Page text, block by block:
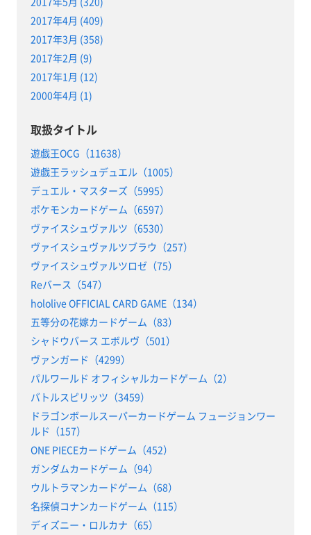
2017年4月 (409)
2017年3月 (358)
2017年2月 (9)
2017年1月 (12)
2000年4月 (1)
取扱タイトル
遊戯王OCG（11638）
遊戯王ラッシュデュエル（1005）
デュエル・マスターズ（5995）
ポケモンカードゲーム（6597）
ヴァイスシュヴァルツ（6530）
ヴァイスシュヴァルツブラウ（257）
ヴァイスシュヴァルツロゼ（75）
Reバース（547）
hololive OFFICIAL CARD GAME（134）
五等分の花嫁カードゲーム（83）
シャドウバース エボルヴ（501）
ヴァンガード（4299）
パルワールド オフィシャルカードゲーム（2）
バトルスピリッツ（3459）
ドラゴンボールスーパーカードゲーム フュージョンワー
ルド（157）
ONE PIECEカードゲーム（452）
ガンダムカードゲーム（94）
ウルトラマンカードゲーム（68）
名探偵コナンカードゲーム（115）
ディズニー・ロルカナ（65）